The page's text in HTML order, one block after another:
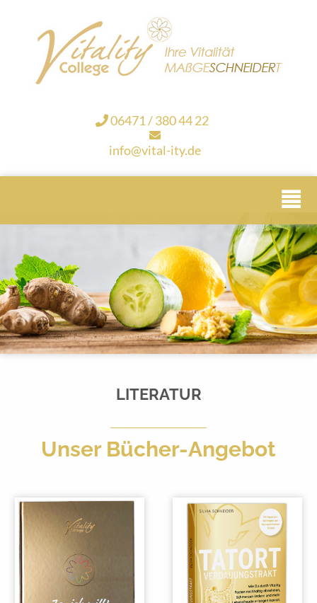
06471 / 380 44 22
info@vital-ity.de
LITERATUR
Unser Bücher-Angebot